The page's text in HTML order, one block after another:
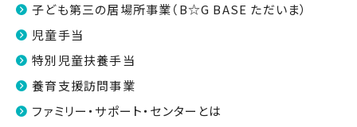
子ども第三の居場所事業（B☆G BASE ただいま）
児童手当
特別児童扶養手当
養育支援訪問事業
ファミリー・サポート・センターとは